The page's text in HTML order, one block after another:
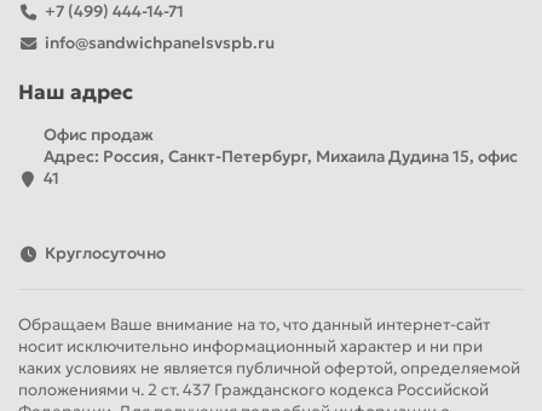
+7 (499) 444-14-71
info@sandwichpanelsvspb.ru
Наш адрес
Офис продаж
Адрес: Россия, Санкт-Петербург, Михаила Дудина 15, офис
41
Круглосуточно
Обращаем Ваше внимание на то, что данный интернет-сайт
носит исключительно информационный характер и ни при
каких условиях не является публичной офертой, определяемой
положениями ч. 2 ст. 437 Гражданского кодекса Российской